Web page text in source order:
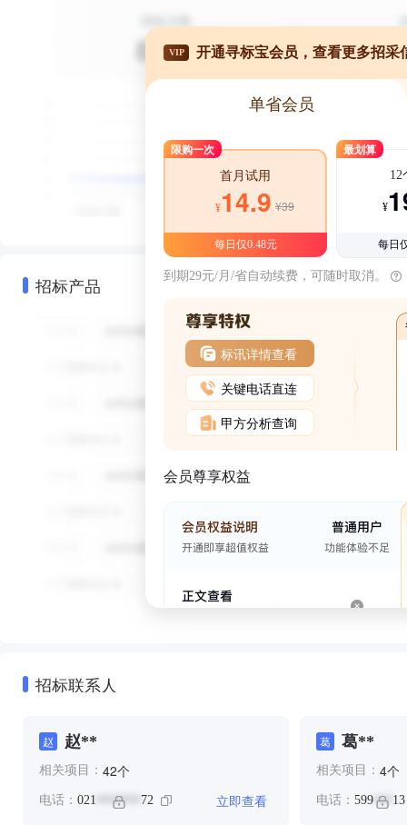
招标产品
VIP 开通寻标宝会员，查看更多招采
单省会员
限购一次
首月试用
¥14.9 ¥39
每日仅0.48元
最划算
12
¥
每日
到期29元/月/省自动续费，可随时取消。
标讯详情查看
关键电话直连
甲方分析查询
会员尊享权益
招标联系人
赵 赵**
相关项目： 42个
电话： 021 ******* 72 立即查看
葛 葛**
相关项目： 4个
电话： 599*** 13